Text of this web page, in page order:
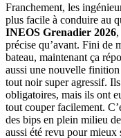
Franchement, les
plus facile à conduire au
INEOS Grenadier 2026
précise qu’avant. Fini de
bateau, maintenant ça
aussi une nouvelle finition
tout noir super agressif.
obligatoires, mais ils ont
tout couper facilement.
des bips en plein milieu
aussi été revu pour